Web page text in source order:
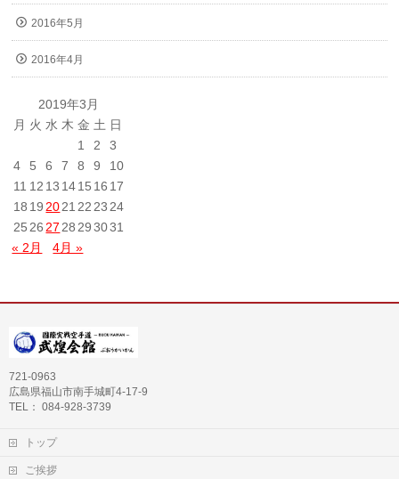
2016年5月
2016年4月
2019年3月
月 火 水 木 金 土 日
1
2
3
4
5 6 7 8 9
10
11 12 13 1415 16 17
18 19 2021 22 23 24
25 26 27 28 29 3031
« 2月
4月 »
721-0963
広島県福山市南手城町4-17-9
TEL： 084-928-3739
トップ
ご挨拶